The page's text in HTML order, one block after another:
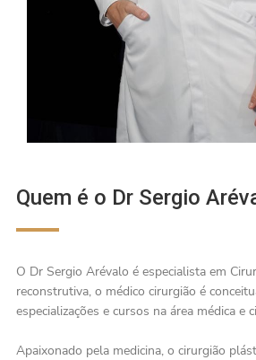
Quem é o Dr Sergio
O Dr Sergio Arévalo é especialista em
reconstrutiva, o médico cirurgião é
especializações e cursos na área médica e
Apaixonado pela medicina, o cirurgião